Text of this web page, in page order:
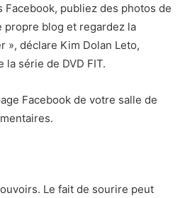
Facebook, publiez des photos de
blog et regardez la
», déclare Kim Dolan Leto,
série de DVD FIT.
Facebook de votre salle de
Le fait de sourire peut